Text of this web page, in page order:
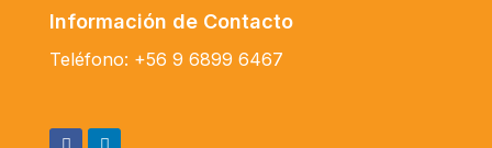
Información de Contacto
Teléfono: +56 9 6899 6467